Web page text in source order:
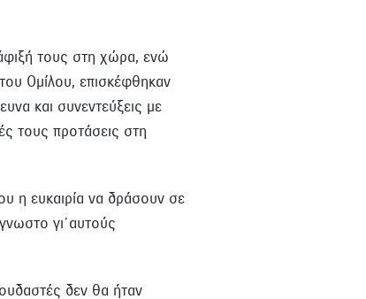
τους στη χώρα, ενώ
Ομίλου, επισκέφθηκαν
και συνεντεύξεις με
τους προτάσεις στη
η ευκαιρία να δράσουν σε
γι΄αυτούς
δεν θα ήταν